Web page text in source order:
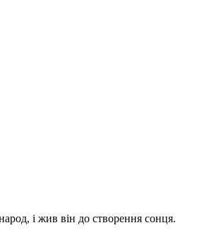
і жив він до створення сонця.